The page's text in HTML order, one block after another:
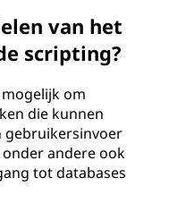
van het
scripting?
om
die kunnen
gebruikersinvoer
andere ook
tot databases